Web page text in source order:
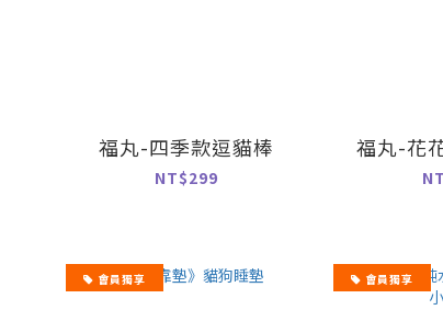
福丸-四季款逗貓棒
NT$299
福丸-花
會員獨享 會員獨享